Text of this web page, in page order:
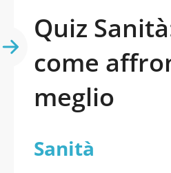
Quiz
come
meglio
Sanità